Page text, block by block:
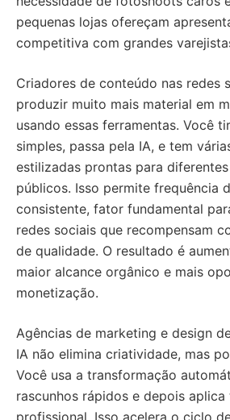
pequenas lojas ofereçam
competitiva com grandes
Criadores de conteúdo nas redes
produzir muito mais material em
usando essas ferramentas. Você
simples, passa pela IA, e tem
estilizadas prontas para
públicos. Isso permite frequência
consistente, fator fundamental
redes sociais que recompensam
de qualidade. O resultado é
maior alcance orgânico e mais
monetização.
Agências de marketing e design
IA não elimina criatividade, mas
Você usa a transformação
rascunhos rápidos e depois
profissional. Isso acelera o ciclo